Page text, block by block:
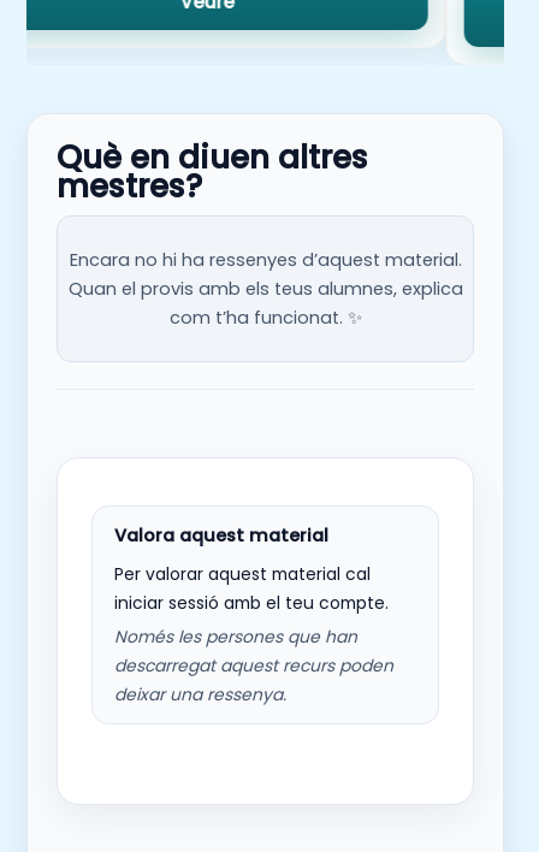
Què en diuen altres
mestres?
Encara no hi ha ressenyes d’aquest material.
Quan el provis amb els teus alumnes, explica
com t’ha funcionat. ✨
Per valorar aquest material cal
iniciar sessió amb el teu compte.
Només les persones que han
descarregat aquest recurs poden
deixar una ressenya.